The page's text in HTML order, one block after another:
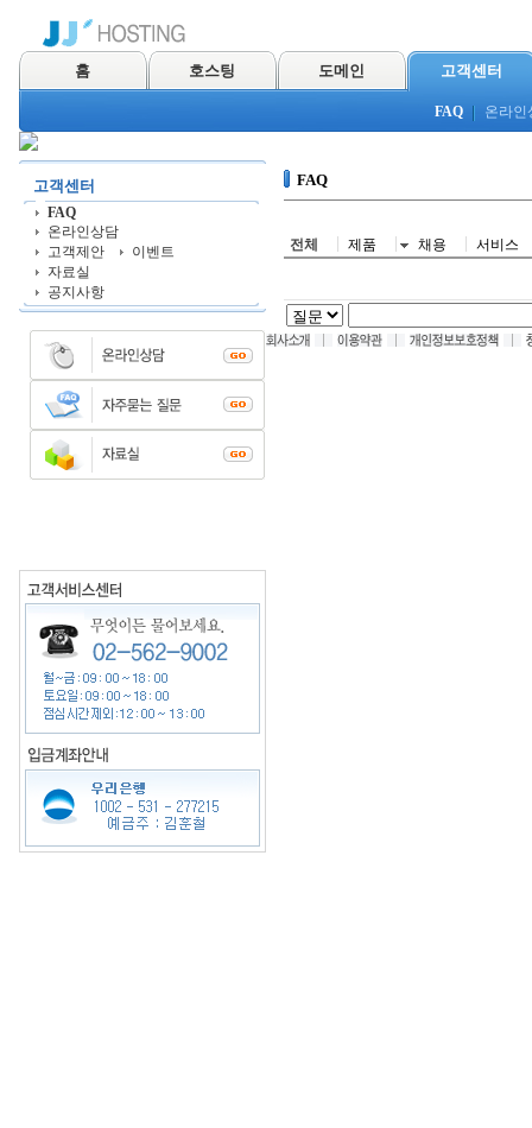
홈 호스팅 도메인 고객센터
FAQ 온라인
고객센터
FAQ
온라인상담
고객제안
이벤트
자료실
공지사항
FAQ
전체 제품 채용 서비스